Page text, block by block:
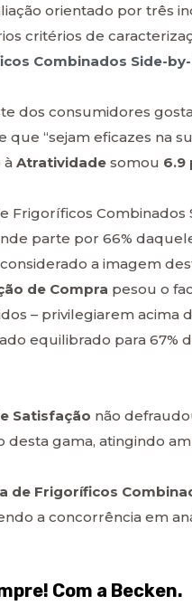
orientado por três
critérios de
Combinados Side-
dos consumidores
“sejam eficazes na
Atratividade somou 6.9
Frigoríficos
parte por 66%
a imagem
de Compra pesou o
– privilegiarem acima
equilibrado para
Satisfação não
gama, atingindo
de Frigoríficos
a concorrência em
Com a Becken.